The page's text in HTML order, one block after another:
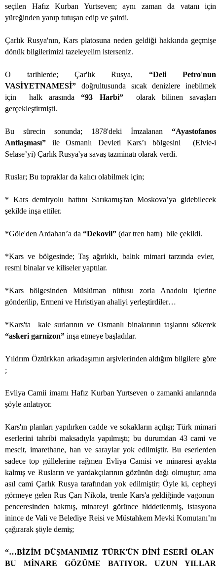
seçilen Hafız Kurban Yurtseven; aynı zaman da vatanı için
yüreğinden yanıp tutuşan edip ve şairdi.
Çarlık Rusya'nın, Kars platosuna neden geldiği hakkında geçmişe
dönük bilgilerimizi tazeleyelim isterseniz.
O tarihlerde; Çar'lık Rusya,“Deli Petro'nun
VASİYETNAMESİ” doğrultusunda sıcak denizlere inebilmek
için
halk arasında“93 Harbi”
olarak bilinen savaşları
gerçekleştirmişti.
Bu sürecin sonunda; 1878'deki İmzalanan “Ayastofanos
Antlaşması” ile Osmanlı Devleti Kars’ı bölgesini
(Elvie-i
Selase’yi) Çarlık Rusya'ya savaş tazminatı olarak verdi.
Ruslar; Bu topraklar da kalıcı olabilmek için;
* Kars demiryolu hattını Sarıkamış'tan Moskova’ya gidebilecek
şekilde inşa ettiler.
*Göle'den Ardahan’a da “Dekovil” (dar tren hattı) bile çekildi.
*Kars ve bölgesinde; Taş ağırlıklı, baltık mimari tarzında evler,
resmi binalar ve kiliseler yaptılar.
*Kars bölgesinden Müslüman nüfusu zorla Anadolu içlerine
gönderilip, Ermeni ve Hıristiyan ahaliyi yerleştirdiler…
*Kars'ta
kale surlarının ve Osmanlı binalarının taşlarını sökerek
“askeri garnizon” inşa etmeye başladılar.
Yıldrım Öztürkkan arkadaşımın arşivlerinden aldığım bilgilere göre
;
Evliya Camii imamı Hafız Kurban Yurtseven o zamanki anılarında
şöyle anlatıyor.
Kars'ın planları yapılırken cadde ve sokakların açılışı; Türk mimari
eserlerini tahribi maksadıyla yapılmıştı; bu durumdan 43 cami ve
mescit, imarethane, han ve saraylar yok edilmiştir. Bu eserlerden
sadece top güllelerine rağmen Evliya Camisi ve minaresi ayakta
kalmış ve Rusların ve yardakçılarının gözünün dağı olmuştur; ama
asıl cami Çarlık Rusya tarafından yok edilmiştir; Öyle ki, cepheyi
görmeye gelen Rus Çarı Nikola, trenle Kars'a geldiğinde vagonun
penceresinden bakmış, minareyi görünce hiddetlenmiş, istasyona
inince de Vali ve Belediye Reisi ve Müstahkem Mevki Komutanı’nı
çağırarak şöyle demiş;
“…BİZİM DÜŞMANIMIZ TÜRK'ÜN DİNİ ESERİ OLAN
BU MİNARE GÖZÜME BATIYOR. UZUN YILLAR